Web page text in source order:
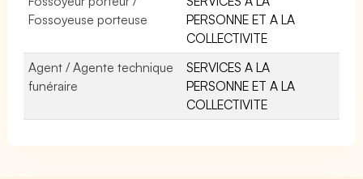
Fossoyeuse porteuse
PERSONNE ET A LA
COLLECTIVITE
Agent / Agente technique
funéraire
SERVICES A LA
PERSONNE ET A LA
COLLECTIVITE